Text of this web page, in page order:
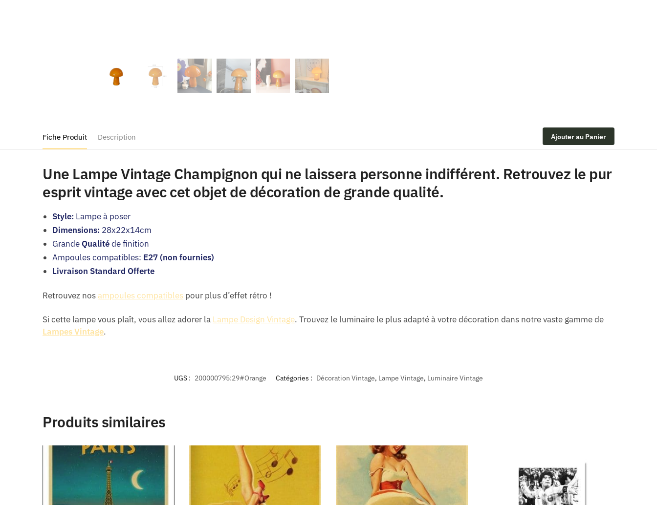
Fiche Produit Description Ajouter au Panier
Une Lampe Vintage Champignon qui ne laissera personne indifférent. Retrouvez le pur
esprit vintage avec cet objet de décoration de grande qualité.
Style: Lampe à poser
Dimensions: 28x22x14cm
Grande Qualitéde finition
Ampoules compatibles: E27 (non fournies)
Livraison Standard Offerte
Retrouvez nos ampoules compatibles pour plus d’effet rétro !
Si cette lampe vous plaît, vous allez adorer la Lampe Design Vintage. Trouvez le luminaire le plus adapté à votre décoration dans notre vaste gamme de
Lampes Vintage.
UGS : 200000795:29#Orange Catégories : Décoration Vintage, Lampe Vintage, Luminaire Vintage
Produits similaires